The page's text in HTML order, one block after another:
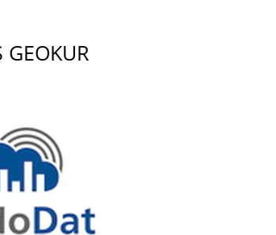
GEOKUR